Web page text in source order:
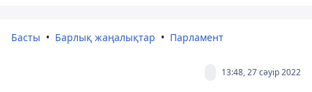
Басты Барлық жаңалықтар Парламент
13:48, 27 сәуір 2022